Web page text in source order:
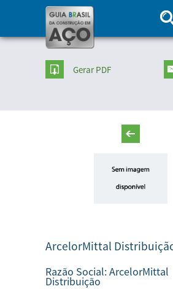
Gerar PDF
ArcelorMittal
Razão Social:ArcelorMittal
Distribuição